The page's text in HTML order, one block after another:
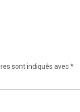
sont indiqués avec*